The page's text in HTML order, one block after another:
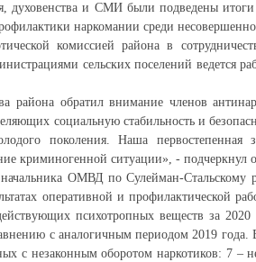
духовенства и СМИ были подведены
наркомании среди
комиссией района в
сельских поселений ведется
района обратил внимание членов
социальную стабильность и
поколения. Наша первостепенная
криминогенной ситуации», - подчеркнул
начальника ОМВД по Сулейман-
оперативной и профилактической
психотропных веществ за
с аналогичным периодом 2019 года.
с незаконным оборотом наркотиков: 7 –